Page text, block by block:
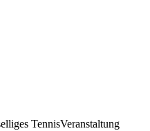
TennisVeranstaltung